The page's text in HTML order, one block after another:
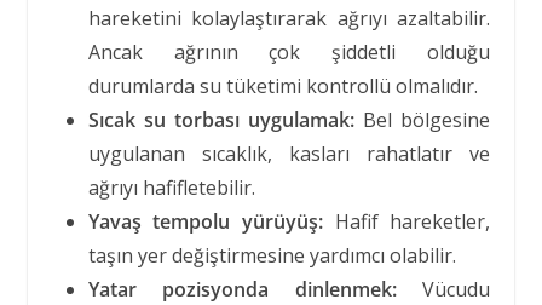
hareketini kolaylaştırarak ağrıyı azaltabilir.
Ancak ağrının çok şiddetli olduğu
durumlarda su tüketimi kontrollü olmalıdır.
Sıcak su torbası uygulamak: Bel bölgesine
uygulanan sıcaklık, kasları rahatlatır ve
ağrıyı hafifletebilir.
Yavaş tempolu yürüyüş: Hafif hareketler,
taşın yer değiştirmesine yardımcı olabilir.
Yatar pozisyonda dinlenmek:Vücudu